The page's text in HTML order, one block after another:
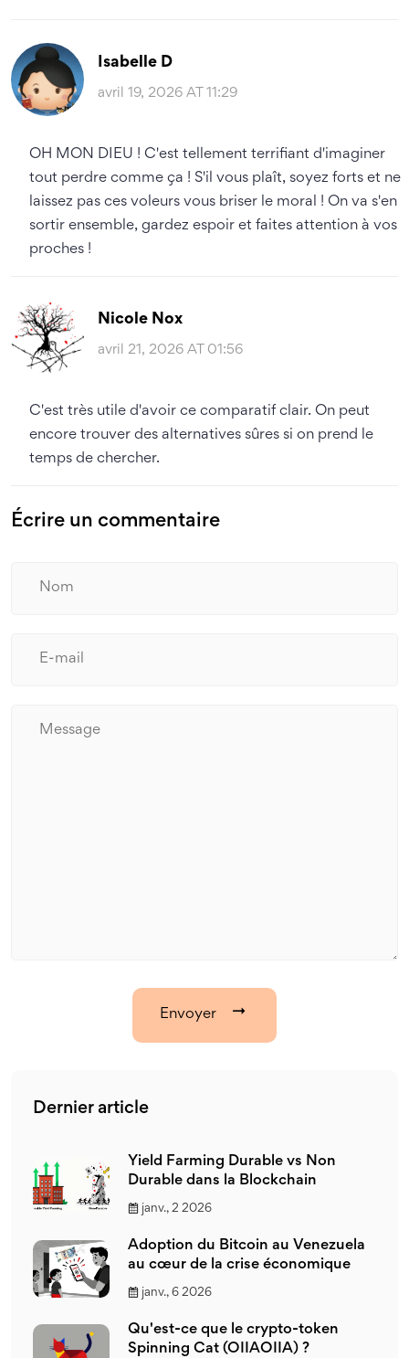
Isabelle D
avril 19, 2026 AT 11:29
OH MON DIEU ! C'est tellement terrifiant d'imaginer
tout perdre comme ça ! S'il vous plaît, soyez forts et ne
laissez pas ces voleurs vous briser le moral ! On va s'en
sortir ensemble, gardez espoir et faites attention à vos
proches !
Nicole Nox
avril 21, 2026 AT 01:56
C'est très utile d'avoir ce comparatif clair. On peut
encore trouver des alternatives sûres si on prend le
temps de chercher.
Écrire un commentaire
Envoyer
Dernier article
Yield Farming Durable vs Non
Durable dans la Blockchain
janv., 2 2026
Adoption du Bitcoin au Venezuela
au cœur de la crise économique
janv., 6 2026
Qu'est-ce que le crypto-token
Spinning Cat (OIIAOIIA) ?